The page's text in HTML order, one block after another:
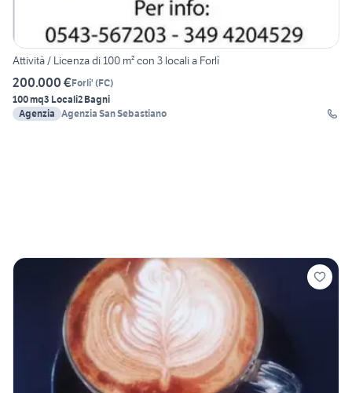
Attività / Licenza di 100 m² con 3 locali a Forlì
200.000 €Forli' (FC)
100 mq3 Locali2 Bagni
Agenzia Agenzia San Sebastiano